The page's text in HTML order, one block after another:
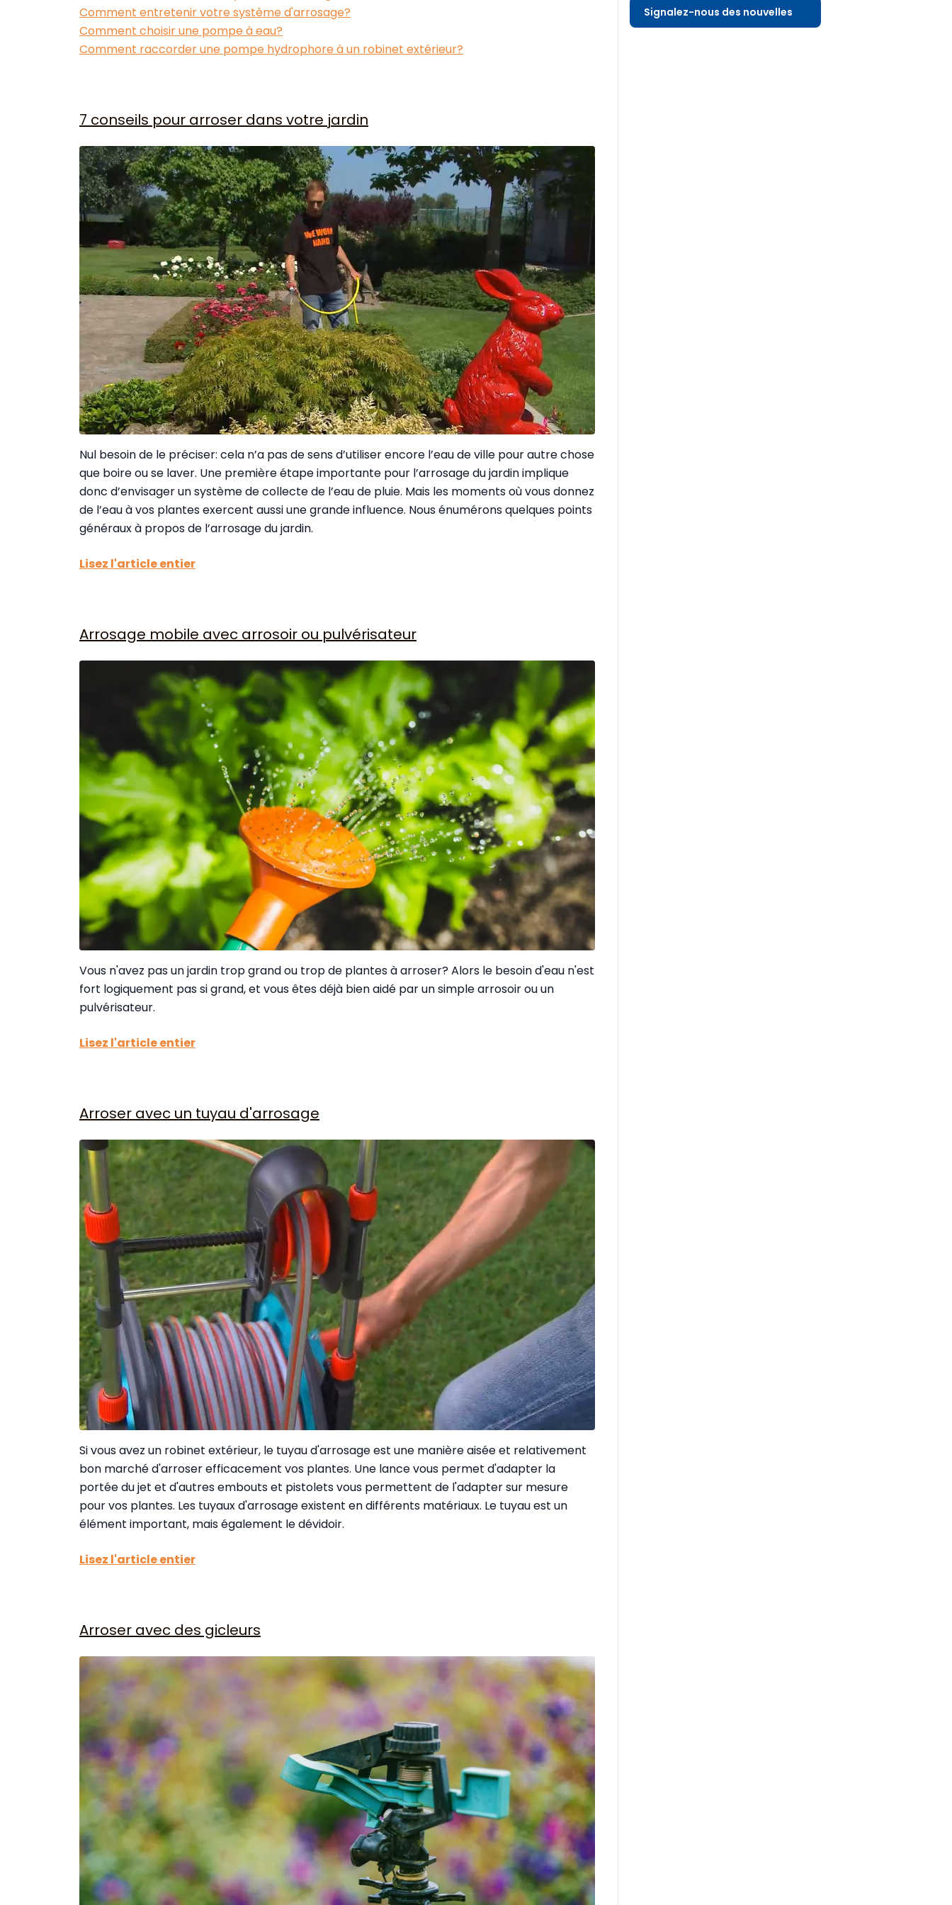
Comment entretenir votre système d'arrosage?
Comment choisir une pompe à eau?
Comment raccorder une pompe hydrophore à un robinet extérieur?
7 conseils pour arroser dans votre jardin
Nul besoin de le préciser: cela n’a pas de sens d’utiliser encore l’eau de ville pour autre chose
que boire ou se laver. Une première étape importante pour l’arrosage du jardin implique
donc d’envisager un système de collecte de l’eau de pluie. Mais les moments où vous donnez
de l’eau à vos plantes exercent aussi une grande influence. Nous énumérons quelques points
généraux à propos de l’arrosage du jardin.
Lisez l'article entier
Arrosage mobile avec arrosoir ou pulvérisateur
Vous n'avez pas un jardin trop grand ou trop de plantes à arroser? Alors le besoin d'eau n'est
fort logiquement pas si grand, et vous êtes déjà bien aidé par un simple arrosoir ou un
pulvérisateur.
Lisez l'article entier
Arroser avec un tuyau d'arrosage
Si vous avez un robinet extérieur, le tuyau d'arrosage est une manière aisée et relativement
bon marché d'arroser efficacement vos plantes. Une lance vous permet d'adapter la
portée du jet et d'autres embouts et pistolets vous permettent de l'adapter sur mesure
pour vos plantes. Les tuyaux d'arrosage existent en différents matériaux. Le tuyau est un
élément important, mais également le dévidoir.
Lisez l'article entier
Arroser avec des gicleurs
Signalez-nous des nouvelles